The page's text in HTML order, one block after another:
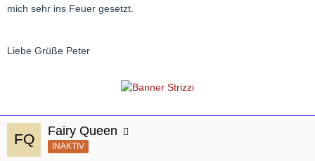
mich sehr ins Feuer gesetzt.
Liebe Grüße Peter
Fairy Queen
INAKTIV